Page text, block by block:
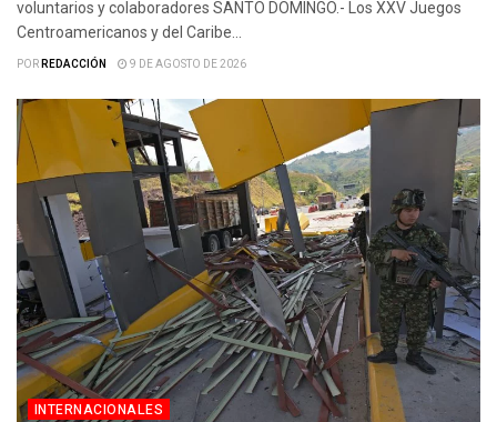
voluntarios y colaboradores SANTO DOMINGO.- Los XXV Juegos
Centroamericanos y del Caribe...
PORREDACCIÓN 9 DE AGOSTO DE 2026
INTERNACIONALES